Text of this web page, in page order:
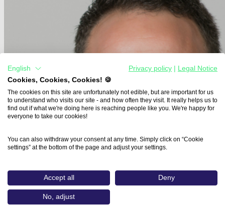
English Privacy policy
Legal Notice
Cookies, Cookies, Cookies! 🍪
The cookies on this site are unfortunately not edible, but are important for us
to understand who visits our site - and how often they visit. It really helps us to
find out if what we're doing here is reaching people like you. We're happy for
everyone to take our cookies!
You can also withdraw your consent at any time. Simply click on “Cookie
settings” at the bottom of the page and adjust your settings.
Accept all Deny
No, adjust